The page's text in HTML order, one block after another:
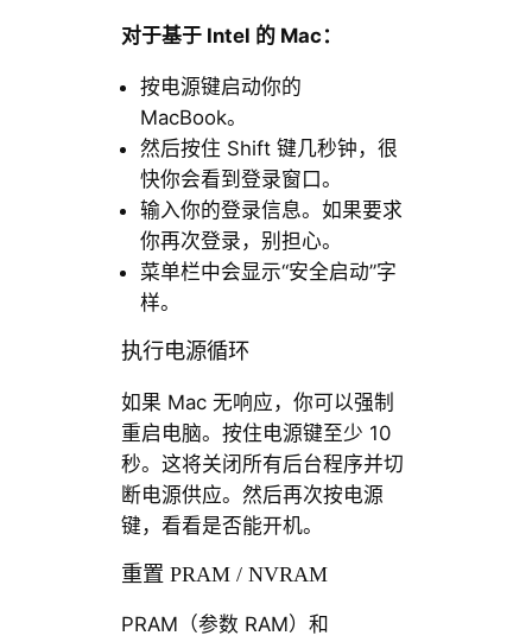
对于基于 Intel 的 Mac：
按电源键启动你的
MacBook。
然后按住 Shift 键几秒钟，很
快你会看到登录窗口。
输入你的登录信息。如果要求
你再次登录，别担心。
菜单栏中会显示“安全启动”字
样。
执行电源循环
如果 Mac 无响应，你可以强制
重启电脑。按住电源键至少 10
秒。这将关闭所有后台程序并切
断电源供应。然后再次按电源
键，看看是否能开机。
重置 PRAM / NVRAM
PRAM（参数 RAM）和